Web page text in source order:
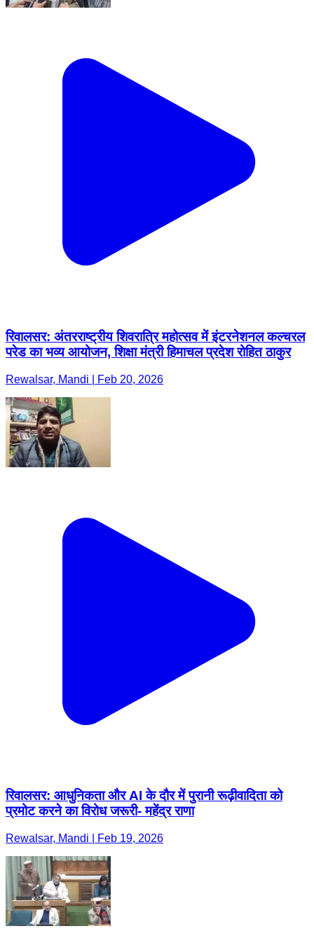
रिवालसर: अंतरराष्ट्रीय शिवरात्रि महोत्सव में इंटरनेशनल कल्चरल
परेड का भव्य आयोजन, शिक्षा मंत्री हिमाचल प्रदेश रोहित ठाकुर
Rewalsar, Mandi | Feb 20, 2026
रिवालसर: आधुनिकता और AI के दौर में पुरानी रूढ़ीवादिता को
प्रमोट करने का विरोध जरूरी- महेंद्र राणा
Rewalsar, Mandi | Feb 19, 2026